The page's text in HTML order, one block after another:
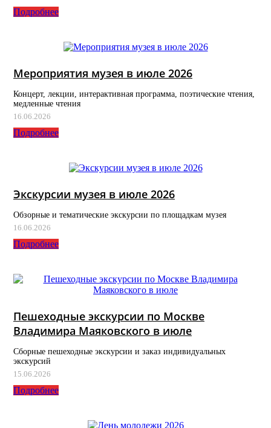
Подробнее
Мероприятия музея в июле 2026
Концерт, лекции, интерактивная программа, поэтические чтения,
медленные чтения
16.06.2026
Подробнее
Экскурсии музея в июле 2026
Обзорные и тематические экскурсии по площадкам музея
16.06.2026
Подробнее
Пешеходные экскурсии по Москве
Владимира Маяковского в июле
Сборные пешеходные экскурсии и заказ индивидуальных
экскурсий
15.06.2026
Подробнее